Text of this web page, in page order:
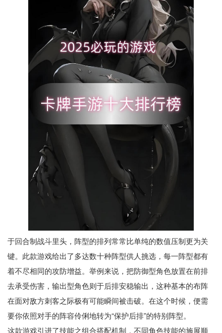
于回合制战斗里头，阵型的排列常常比单纯的数值压制更为关
键。此款游戏给出了多达数十种阵型供人挑选，每一阵型都有
着不尽相同的攻防增益。举例来说，把防御型角色放置在前排
去承受伤害，输出型角色则于后排安稳输出，这种基本的布阵
在面对敌方刺客之际极有可能瞬间被击破。在这个时候，便需
要你依照对手的阵容伶俐地转为“保护后排”的特别阵型。
这款游戏引进了技能之组合搭配机制，不同角色技能的施展顺